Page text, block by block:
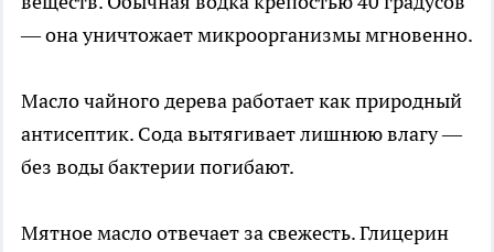
— она уничтожает микроорганизмы мгновенно.
Масло чайного дерева работает как природный
антисептик. Сода вытягивает лишнюю влагу —
без воды бактерии погибают.
Мятное масло отвечает за свежесть. Глицерин